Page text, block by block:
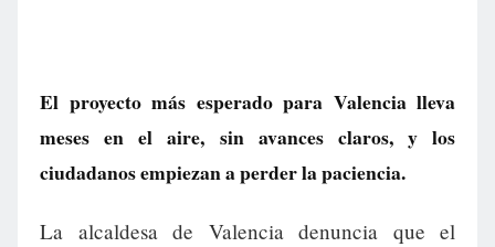
El proyecto más esperado para Valencia lleva
meses en el aire, sin avances claros, y los
ciudadanos empiezan a perder la paciencia.
La alcaldesa de Valencia denuncia que el